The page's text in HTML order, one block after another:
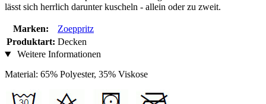
lässt sich herrlich darunter kuscheln - allein oder zu zweit.
Marken:
Zoeppritz
Produktart: Decken
Weitere Informationen
Material: 65% Polyester, 35% Viskose